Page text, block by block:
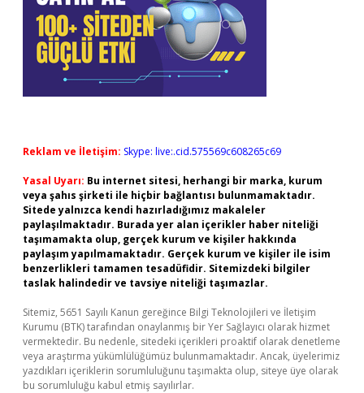
Reklam ve İletişim: Skype: live:.cid.575569c608265c69
Yasal Uyarı: Bu internet sitesi, herhangi bir marka, kurum
veya şahıs şirketi ile hiçbir bağlantısı bulunmamaktadır.
Sitede yalnızca kendi hazırladığımız makaleler
paylaşılmaktadır. Burada yer alan içerikler haber niteliği
taşımamakta olup, gerçek kurum ve kişiler hakkında
paylaşım yapılmamaktadır. Gerçek kurum ve kişiler ile isim
benzerlikleri tamamen tesadüfidir. Sitemizdeki bilgiler
taslak halindedir ve tavsiye niteliği taşımazlar.
Sitemiz, 5651 Sayılı Kanun gereğince Bilgi Teknolojileri ve İletişim
Kurumu (BTK) tarafından onaylanmış bir Yer Sağlayıcı olarak hizmet
vermektedir. Bu nedenle, sitedeki içerikleri proaktif olarak denetleme
veya araştırma yükümlülüğümüz bulunmamaktadır. Ancak, üyelerimiz
yazdıkları içeriklerin sorumluluğunu taşımakta olup, siteye üye olarak
bu sorumluluğu kabul etmiş sayılırlar.